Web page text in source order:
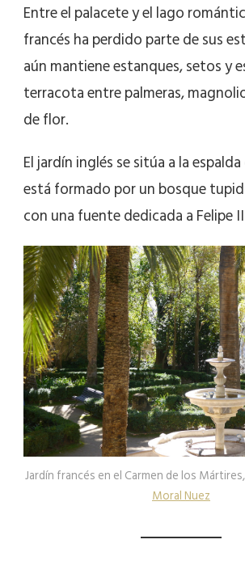
Entre el palacete y el lago
francés ha perdido parte de sus
aún mantiene estanques, setos y
terracota entre palmeras,
de flor.
El jardín inglés se sitúa a la
está formado por un bosque
con una fuente dedicada a Felipe
Jardín francés en el Carmen de los
Moral Nuez